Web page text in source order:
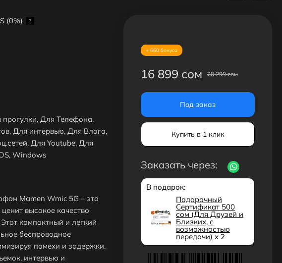
(0%) ?
прогулки, Для Телефона,
Для интервью, Для Влога,
Для Youtube, Для
Windows
Mamen Wmic 5G – это
высокое качество
компактный и легкий
беспроводное
помехи и задержки.
интервью и
+ 660 бонуса
16 899 сом 20 299 сом
Под заказ
Купить в 1 клик
Заказать через:
В подарок:
Подарочный
Сертификат 500
сом (Для Друзей и
Близких, с
возможностью
передачи) x 2